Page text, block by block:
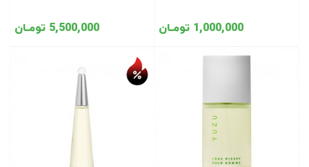
1,000,000 تومـان 5,500,000 تومـان